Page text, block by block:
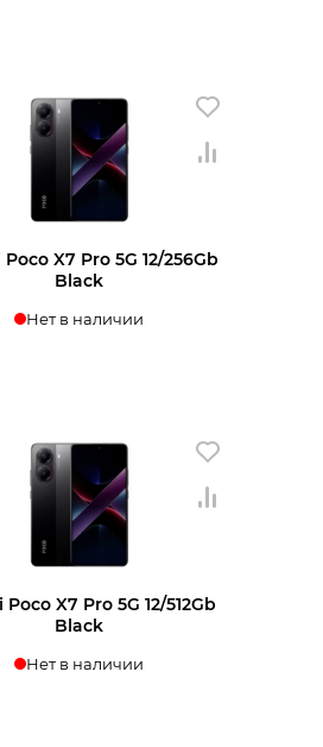
X7 Pro 5G 12/256Gb
Black
Нет в наличии
X7 Pro 5G 12/512Gb
Black
Нет в наличии
(c 10:00 до 21:00, без выходных)